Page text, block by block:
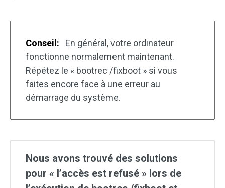
Conseil:
En général, votre ordinateur
fonctionne normalement maintenant.
Répétez le « bootrec /fixboot » si vous
faites encore face à une erreur au
démarrage du système.
Nous avons trouvé des solutions
pour « l’accès est refusé » lors de